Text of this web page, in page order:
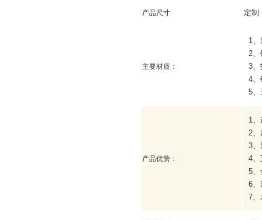
产品尺寸 定制
主要材质：
1
2
3、
4
5
产品优势：
1
2
3
4
5
6
7